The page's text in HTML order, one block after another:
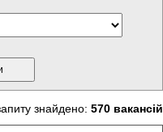
знайдено: 570 вакансій